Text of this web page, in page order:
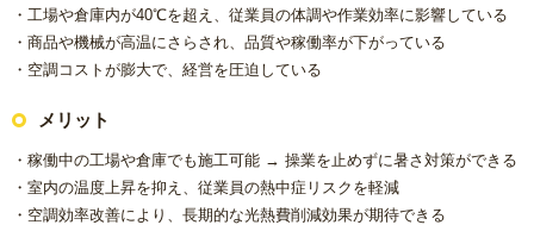
方
水まわり機器人気リフォームメーカー
水まわりリフォーム 人気ランキング
・工場や倉庫内が40℃を超え、従業員の体調や作業効率に影響している
・商品や機械が高温にさらされ、品質や稼働率が下がっている
・空調コストが膨大で、経営を圧迫している
メリット
・稼働中の工場や倉庫でも施工可能 → 操業を止めずに暑さ対策ができる
・室内の温度上昇を抑え、従業員の熱中症リスクを軽減
・空調効率改善により、長期的な光熱費削減効果が期待できる